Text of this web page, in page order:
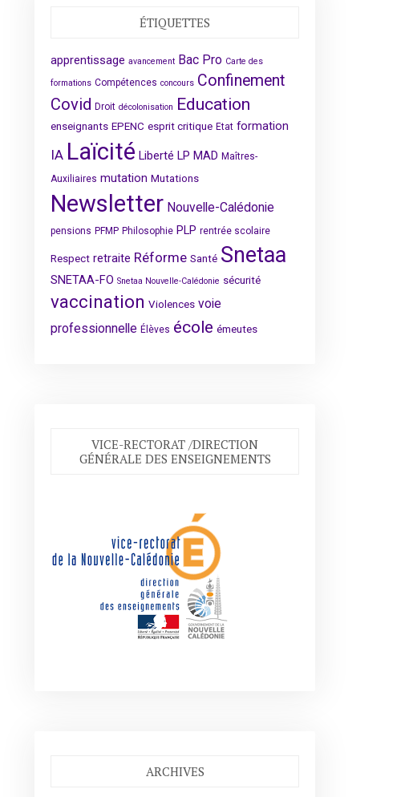
ÉTIQUETTES
apprentissage avancement Bac Pro Carte des
formations Compétences concours Confinement
Covid Droit décolonisation Education
enseignants EPENC esprit critique Etat formation
IA Laïcité Liberté LP MAD Maîtres-
Auxiliaires mutation Mutations
Newsletter Nouvelle-Calédonie
pensions PFMP Philosophie PLP rentrée scolaire
Respect retraite Réforme Santé Snetaa
SNETAA-FO Snetaa Nouvelle-Calédonie sécurité
vaccination Violences voie
professionnelle Élèves école émeutes
VICE-RECTORAT /DIRECTION
GÉNÉRALE DES ENSEIGNEMENTS
ARCHIVES